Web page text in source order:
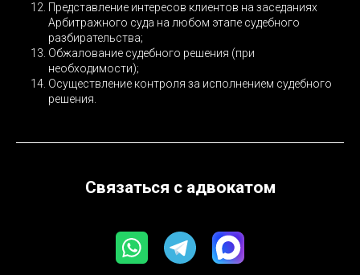
Представление интересов клиентов на заседаниях
Арбитражного суда на любом этапе судебного
разбирательства;
Обжалование судебного решения (при
необходимости);
Осуществление контроля за исполнением судебного
решения.
Связаться с адвокатом